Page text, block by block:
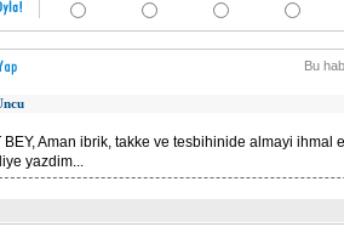
Bu
BEY, Aman ibrik, takke ve tesbihinide almayi ihmal
yazdim...